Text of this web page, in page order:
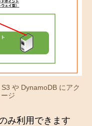
や DynamoDB にアク
ジ
み利用できます